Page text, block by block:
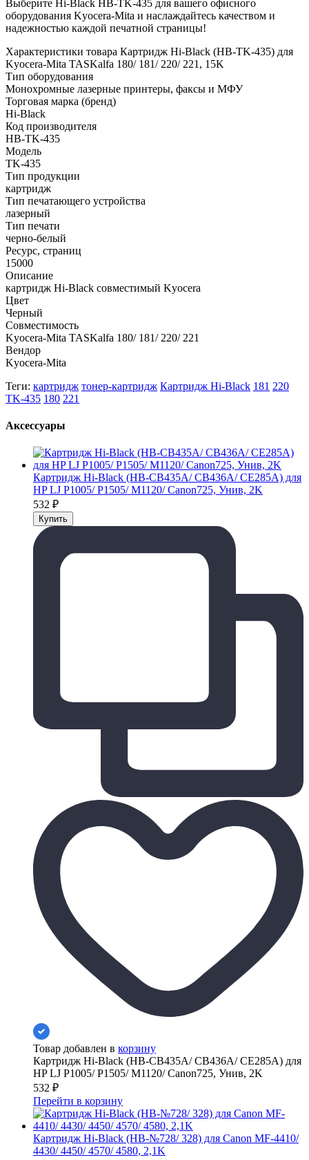
Выберите Hi-Black HB-TK-435 для вашего офисного
оборудования Kyocera-Mita и наслаждайтесь качеством и
надежностью каждой печатной страницы!
Характеристики товара Картридж Hi-Black (HB-TK-435) для
Kyocera-Mita TASKalfa 180/ 181/ 220/ 221, 15K
Тип оборудования
Монохромные лазерные принтеры, факсы и МФУ
Торговая марка (бренд)
Hi-Black
Код производителя
HB-TK-435
Модель
TK-435
Тип продукции
картридж
Тип печатающего устройства
лазерный
Тип печати
черно-белый
Ресурс, страниц
15000
Описание
картридж Hi-Black совместимый Kyocera
Цвет
Черный
Совместимость
Kyocera-Mita TASKalfa 180/ 181/ 220/ 221
Вендор
Kyocera-Mita
Теги: картридж тонер-картридж Картридж Hi-Black 181 220
TK-435 180 221
Аксессуары
Картридж Hi-Black (HB-CB435A/ CB436A/ CE285A) для
HP LJ P1005/ P1505/ M1120/ Canon725, Унив, 2K
532 ₽
Товар добавлен в корзину
Картридж Hi-Black (HB-CB435A/ CB436A/ CE285A) для
HP LJ P1005/ P1505/ M1120/ Canon725, Унив, 2K
532 ₽
Перейти в корзину
Картридж Hi-Black (HB-№728/ 328) для Canon MF-4410/
4430/ 4450/ 4570/ 4580, 2,1K